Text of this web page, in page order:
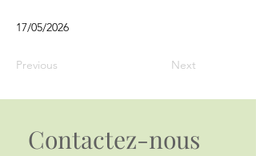
17/05/2026
Previous Next
Contactez-nous